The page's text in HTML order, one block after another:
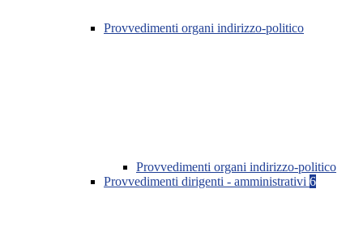
Provvedimenti organi indirizzo-politico
Provvedimenti organi indirizzo-politico
Provvedimenti dirigenti - amministrativi 6